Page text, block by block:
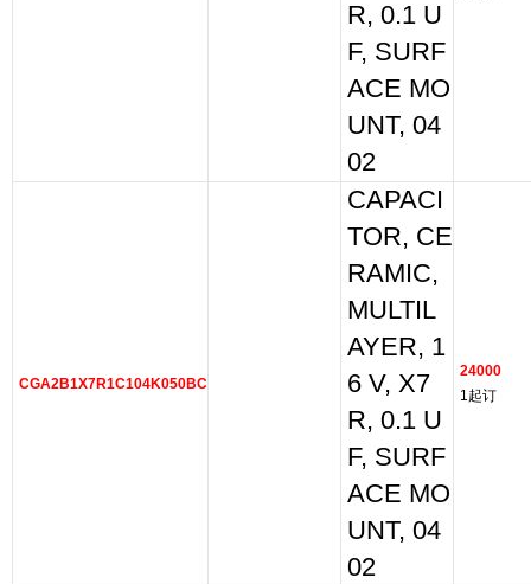
R, 0.1 U
F, SURF
ACE MO
UNT, 04
02
CGA2B1X7R1C104K050BC
CAPACI
TOR, CE
RAMIC,
MULTIL
AYER, 1
6 V, X7
R, 0.1 U
F, SURF
ACE MO
UNT, 04
02
24000
1起订